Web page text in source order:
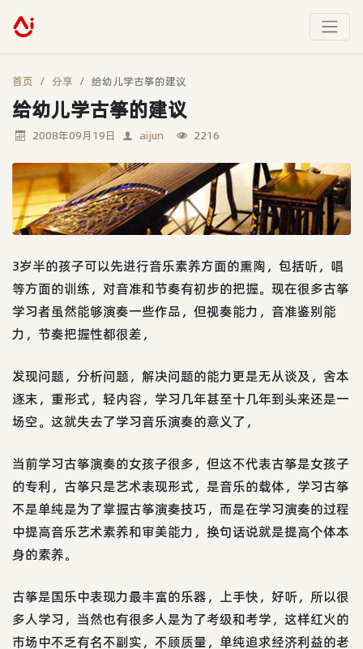
首页 分享 给幼儿学古筝的建议
给幼儿学古筝的建议
2008年09月19日 aijun 2216
3岁半的孩子可以先进行音乐素养方面的熏陶，包括听，唱
等方面的训练，对音准和节奏有初步的把握。现在很多古筝
学习者虽然能够演奏一些作品，但视奏能力，音准鉴别能
力，节奏把握性都很差，
发现问题，分析问题，解决问题的能力更是无从谈及，舍本
逐末，重形式，轻内容，学习几年甚至十几年到头来还是一
场空。这就失去了学习音乐演奏的意义了，
当前学习古筝演奏的女孩子很多，但这不代表古筝是女孩子
的专利，古筝只是艺术表现形式，是音乐的载体，学习古筝
不是单纯是为了掌握古筝演奏技巧，而是在学习演奏的过程
中提高音乐艺术素养和审美能力，换句话说就是提高个体本
身的素养。
古筝是国乐中表现力最丰富的乐器，上手快，好听，所以很
多人学习，当然也有很多人是为了考级和考学，这样红火的
市场中不乏有名不副实，不顾质量，单纯追求经济利益的老